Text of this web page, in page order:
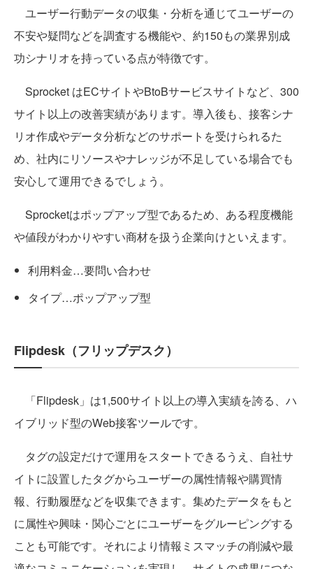
ユーザー行動データの収集・分析を通じてユーザーの
不安や疑問などを調査する機能や、約150もの業界別成
功シナリオを持っている点が特徴です。
Sprocket はECサイトやBtoBサービスサイトなど、300
サイト以上の改善実績があります。導入後も、接客シナ
リオ作成やデータ分析などのサポートを受けられるた
め、社内にリソースやナレッジが不足している場合でも
安心して運用できるでしょう。
Sprocketはポップアップ型であるため、ある程度機能
や値段がわかりやすい商材を扱う企業向けといえます。
利用料金…要問い合わせ
タイプ…ポップアップ型
Flipdesk（フリップデスク）
「Flipdesk」は1,500サイト以上の導入実績を誇る、ハ
イブリッド型のWeb接客ツールです。
タグの設定だけで運用をスタートできるうえ、自社サ
イトに設置したタグからユーザーの属性情報や購買情
報、行動履歴などを収集できます。集めたデータをもと
に属性や興味・関心ごとにユーザーをグルーピングする
ことも可能です。それにより情報ミスマッチの削減や最